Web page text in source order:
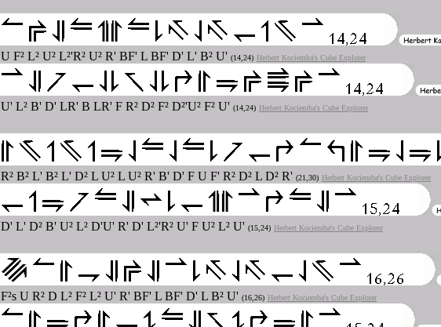
U F² L² U² L²'R² U² R' BF' L BF' D' L' B² U' (14,24) Herbert Kociemba's Cube Explorer
U' L² B' D' LR' B LR' F R² D² F² D²'U² F² U' (14,24) Herbert Kociemba's Cube Explorer
R² B² L' B² L' D² L U² L U² R' B' D' F U F' R² D² L D² R' (21,30) Herbert Kociemba's Cube Explorer
D' L' D² B' U² L² D'U' R' D' L²'R² U' F U² L² U' (15,24) Herbert Kociemba's Cube Explorer
F²s U R² D L² F² L² U' R' BF' L BF' D' L B² U' (16,26) Herbert Kociemba's Cube Explorer